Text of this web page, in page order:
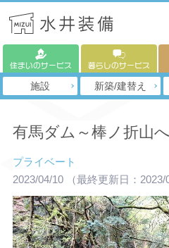
住まいのサービス 暮らしのサービス
施設 新築/建替え
有馬ダム～棒ノ折山へ
プライベート
2023/04/10
（最終更新日：2023/